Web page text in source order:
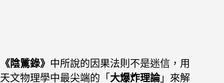
《陰騭錄》 中所說的因果法則不是迷信，用
天文物理學中最尖端的「 大爆炸理論」來解